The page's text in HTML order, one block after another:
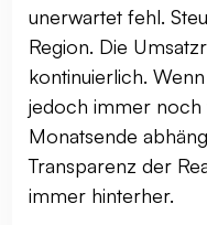
unerwartet fehl.
Region. Die
kontinuierlich.
jedoch immer noch
Monatsende
Transparenz der
immer hinterher.